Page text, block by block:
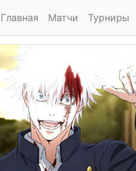
Главная Матчи Турниры